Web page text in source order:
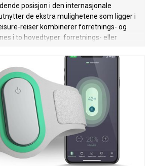
posisjon i den internasjonale
de ekstra mulighetene som ligger i
reiser kombinerer forretnings- og
i to hovedtyper: forretnings- eller
venner og familie er med på reisen.